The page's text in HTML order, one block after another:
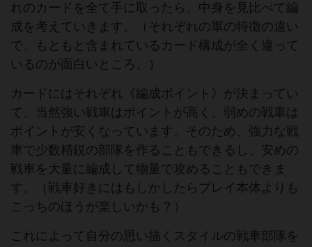
れのカードを全て手に取ったら、中身を見比べて編
成を考えていきます。（それぞれの軍の特徴の違い
で、もともと含まれているカード構成が全く違って
いるのが面白いところ。）
カードにはそれぞれ《編成ポイント》が決まってい
て、当然強い戦車はポイントが高く、弱めの戦車は
ポイントが安くなっています。そのため、強力な戦
車で少数精鋭の部隊を作ることもできるし、安めの
戦車を大量に編成して物量で攻めることもできま
す。（戦車好きにはもしかしたらプレイ本体よりも
こっちのほうが楽しいかも？）
これによって自分の思い描くスタイルの戦車部隊を